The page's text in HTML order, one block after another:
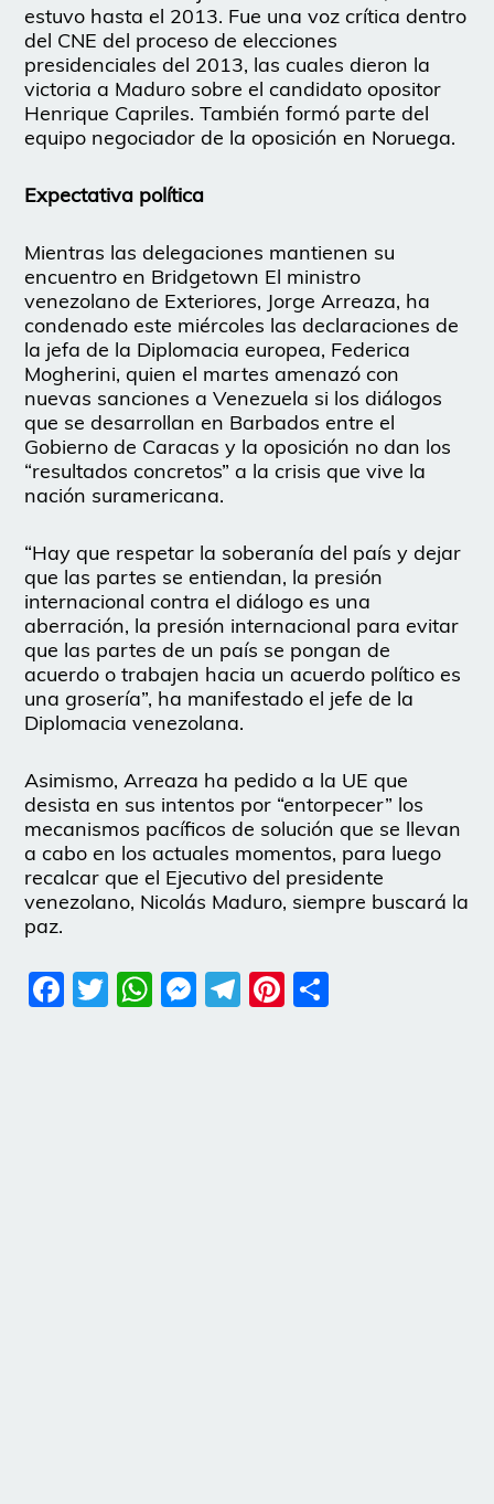
estuvo hasta el 2013. Fue una voz crítica dentro
del CNE del proceso de elecciones
presidenciales del 2013, las cuales dieron la
victoria a Maduro sobre el candidato opositor
Henrique Capriles. También formó parte del
equipo negociador de la oposición en Noruega.
Expectativa política
Mientras las delegaciones mantienen su
encuentro en Bridgetown El ministro
venezolano de Exteriores, Jorge Arreaza, ha
condenado este miércoles las declaraciones de
la jefa de la Diplomacia europea, Federica
Mogherini, quien el martes amenazó con
nuevas sanciones a Venezuela si los diálogos
que se desarrollan en Barbados entre el
Gobierno de Caracas y la oposición no dan los
“resultados concretos” a la crisis que vive la
nación suramericana.
“Hay que respetar la soberanía del país y dejar
que las partes se entiendan, la presión
internacional contra el diálogo es una
aberración, la presión internacional para evitar
que las partes de un país se pongan de
acuerdo o trabajen hacia un acuerdo político es
una grosería”, ha manifestado el jefe de la
Diplomacia venezolana.
Asimismo, Arreaza ha pedido a la UE que
desista en sus intentos por “entorpecer” los
mecanismos pacíficos de solución que se llevan
a cabo en los actuales momentos, para luego
recalcar que el Ejecutivo del presidente
venezolano, Nicolás Maduro, siempre buscará la
paz.
Facebook
Twitter
WhatsApp
Messenger
Telegram
Pinterest